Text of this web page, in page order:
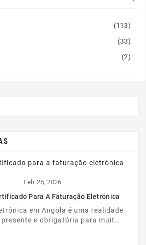
(113)
(33)
(2)
Feb 25, 2026
Para A Faturação Eletrónica
em Angola é uma realidade
e obrigatória para muitas